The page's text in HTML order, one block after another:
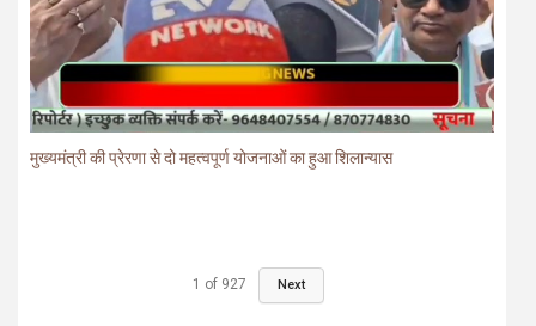
मुख्यमंत्री की प्रेरणा से दो महत्वपूर्ण योजनाओं का हुआ शिलान्यास
1 of 927 Next